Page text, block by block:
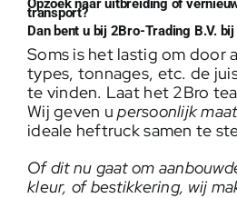
Opzoek naar uitbreiding of
transport?
Dan bent u bij 2Bro-Trading B.V.
Soms is het lastig om door
types, tonnages, etc. de
te vinden. Laat het 2Bro
Wij geven upersoonlijk
ideale heftruck samen te
Of dit nu gaat om
kleur, of bestikkering, wij